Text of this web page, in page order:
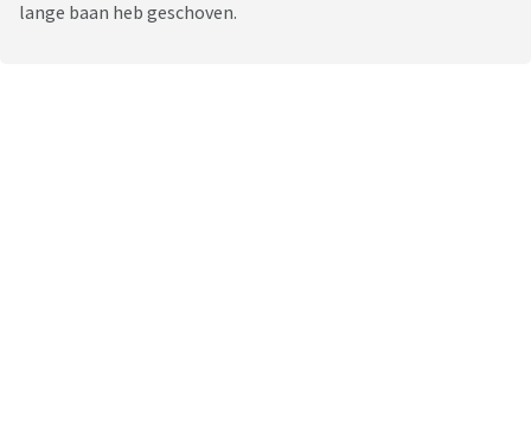
lange baan heb geschoven.